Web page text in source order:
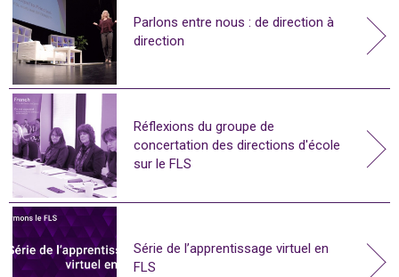
Parlons entre nous : de direction à
direction
Réflexions du groupe de
concertation des directions d'école
sur le FLS
Série de l’apprentissage virtuel en
FLS